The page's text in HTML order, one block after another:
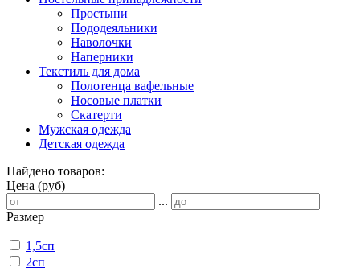
Простыни
Пододеяльники
Наволочки
Наперники
Текстиль для дома
Полотенца вафельные
Носовые платки
Скатерти
Мужская одежда
Детская одежда
Найдено товаров:
Цена (руб)
...
Размер
1,5сп
2сп